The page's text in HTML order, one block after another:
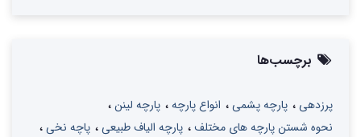
برچسب‌ها
پرزدهی پارچه پشمی انواع پارچه
پارچه لینن
نحوه شستن پارچه های مختلف
پارچه الیاف طبیعی
پاچه نخی